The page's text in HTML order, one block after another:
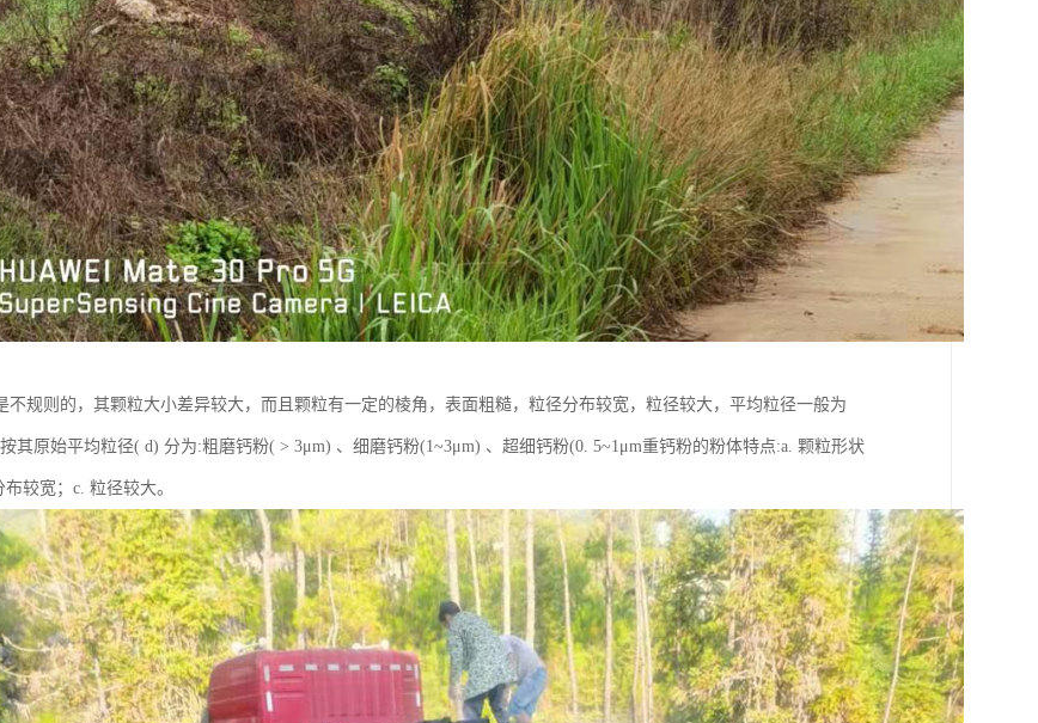
不规则的，其颗粒大小差异较大，而且颗粒有一定的棱角，表面粗糙，粒径分布较宽，粒径较大，平均粒径一般为
其原始平均粒径( d) 分为:粗磨钙粉( > 3μm) 、细磨钙粉(1~3μm) 、超细钙粉(0. 5~1μm重钙粉的粉体特点:a. 颗粒形状
较宽；c. 粒径较大。